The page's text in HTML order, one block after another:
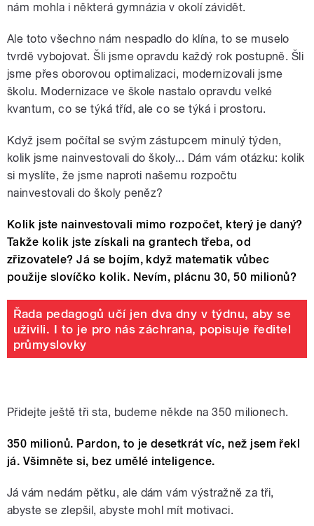
nám mohla i některá gymnázia v okolí závidět.
Ale toto všechno nám nespadlo do klína, to se muselo
tvrdě vybojovat. Šli jsme opravdu každý rok postupně. Šli
jsme přes oborovou optimalizaci, modernizovali jsme
školu. Modernizace ve škole nastalo opravdu velké
kvantum, co se týká tříd, ale co se týká i prostoru.
Když jsem počítal se svým zástupcem minulý týden,
kolik jsme nainvestovali do školy... Dám vám otázku: kolik
si myslíte, že jsme naproti našemu rozpočtu
nainvestovali do školy peněz?
Kolik jste nainvestovali mimo rozpočet, který je daný?
Takže kolik jste získali na grantech třeba, od
zřizovatele? Já se bojím, když matematik vůbec
použije slovíčko kolik. Nevím, plácnu 30, 50 milionů?
Řada pedagogů učí jen dva dny v týdnu, aby se
uživili. I to je pro nás záchrana, popisuje ředitel
průmyslovky
Přidejte ještě tři sta, budeme někde na 350 milionech.
350 milionů. Pardon, to je desetkrát víc, než jsem řekl
já. Všimněte si, bez umělé inteligence.
Já vám nedám pětku, ale dám vám výstražně za tři,
abyste se zlepšil, abyste mohl mít motivaci.